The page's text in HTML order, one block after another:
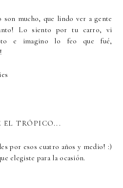
son mucho, que lindo ver a gente
Lo siento por tu carro, vi
e imagino lo feo que fué,
EL TRÓPICO...
por esos cuatro años y medio! :)
elegiste para la ocasión.